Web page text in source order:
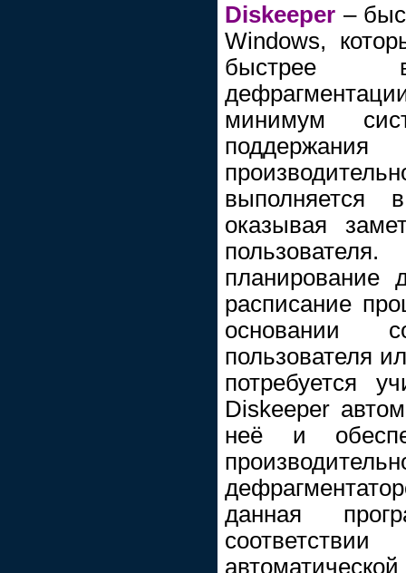
Diskeeper –
Windows,
быстрее
минимум
оказывая
планирование
расписание
основании
пользователя
потребуется
Diskeeper
неё и
данная